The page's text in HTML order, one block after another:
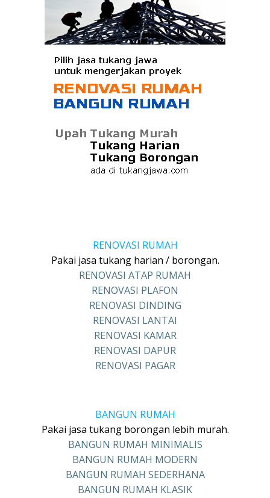
RENOVASI RUMAH
Pakai jasa tukang harian / borongan.
RENOVASI ATAP RUMAH
RENOVASI PLAFON
RENOVASI DINDING
RENOVASI LANTAI
RENOVASI KAMAR
RENOVASI DAPUR
RENOVASI PAGAR
BANGUN RUMAH
Pakai jasa tukang borongan lebih murah.
BANGUN RUMAH MINIMALIS
BANGUN RUMAH MODERN
BANGUN RUMAH SEDERHANA
BANGUN RUMAH KLASIK